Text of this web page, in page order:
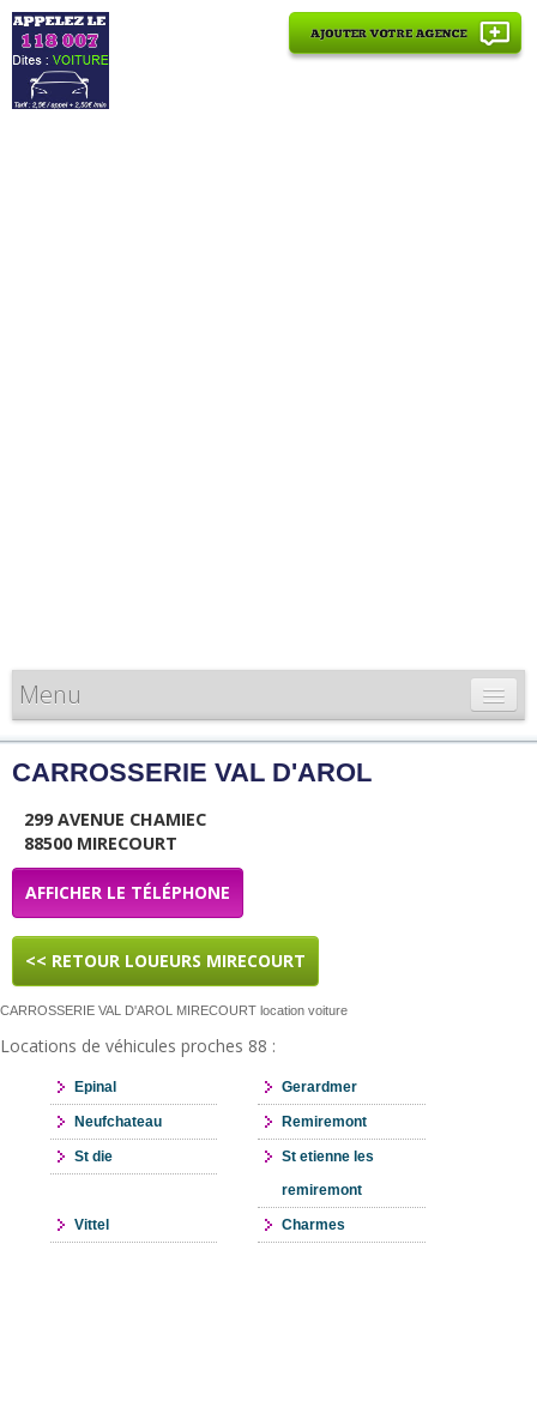
Menu
CARTE DE FRANCE
LOUEURS & PROFESSIONNELS
CARROSSERIE VAL D'AROL
299 AVENUE CHAMIEC
88500 MIRECOURT
AFFICHER LE TÉLÉPHONE
<< RETOUR LOUEURS MIRECOURT
CARROSSERIE VAL D'AROL MIRECOURT location voiture
Locations de véhicules proches 88 :
Epinal Gerardmer
Neufchateau Remiremont
St die
St etienne les
remiremont
Vittel Charmes